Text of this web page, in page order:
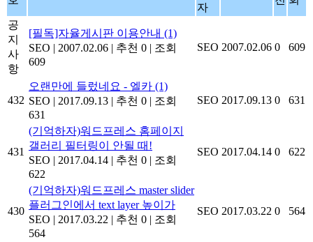
자
공
지
사
항
[필독]자율게시판 이용안내 (1)
SEO | 2007.02.06 | 추천 0 | 조회
609
SEO 2007.02.06 0 609
432
오랜만에 들렀네요 - 엘카 (1)
SEO | 2017.09.13 | 추천 0 | 조회
631
SEO 2017.09.13 0 631
431
(기억하자)워드프레스 홈페이지
갤러리 필터링이 안될 때!
SEO | 2017.04.14 | 추천 0 | 조회
622
SEO 2017.04.14 0 622
430
(기억하자)워드프레스 master slider
플러그인에서 text layer 높이가
SEO | 2017.03.22 | 추천 0 | 조회
564
SEO 2017.03.22 0 564